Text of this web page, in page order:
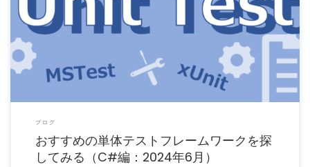
皆さんは、ソフトウェア開発で単体テストフレームワークを利用していますか？最近
の開発現場を見ているとC […]
ブログ
おすすめの単体テストフレームワークを探
してみる（C#編：2024年6月）